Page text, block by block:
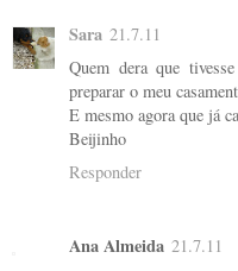
Sara 21.7.11
Quem dera que
preparar o meu
E mesmo agora que já
Beijinho
Responder
Ana Almeida 21.7.11